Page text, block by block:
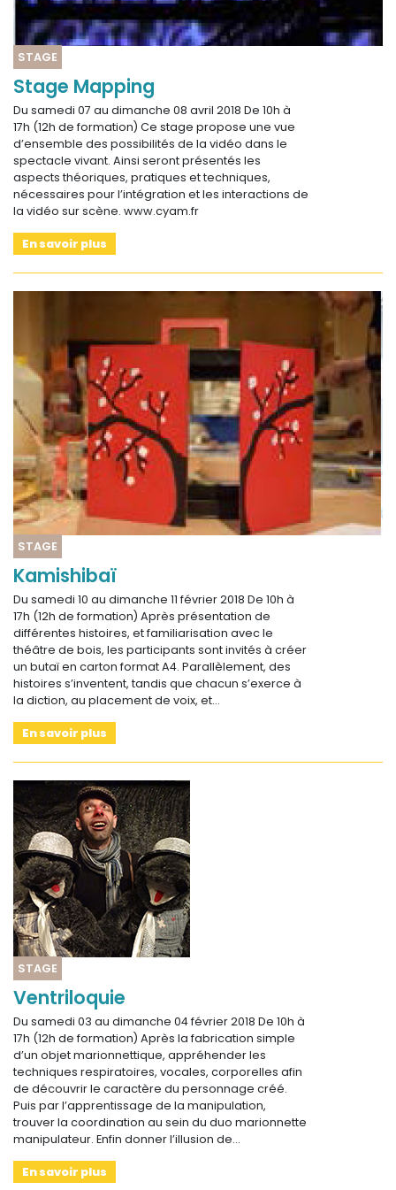
STAGE
Stage Mapping
Du samedi 07 au dimanche 08 avril 2018 De 10h à
17h (12h de formation) Ce stage propose une vue
d’ensemble des possibilités de la vidéo dans le
spectacle vivant. Ainsi seront présentés les
aspects théoriques, pratiques et techniques,
nécessaires pour l’intégration et les interactions de
la vidéo sur scène. www.cyam.fr
En savoir plus
STAGE
Kamishibaï
Du samedi 10 au dimanche 11 février 2018 De 10h à
17h (12h de formation) Après présentation de
différentes histoires, et familiarisation avec le
théâtre de bois, les participants sont invités à créer
un butaï en carton format A4. Parallèlement, des
histoires s’inventent, tandis que chacun s’exerce à
la diction, au placement de voix, et…
En savoir plus
STAGE
Ventriloquie
Du samedi 03 au dimanche 04 février 2018 De 10h à
17h (12h de formation) Après la fabrication simple
d’un objet marionnettique, appréhender les
techniques respiratoires, vocales, corporelles afin
de découvrir le caractère du personnage créé.
Puis par l’apprentissage de la manipulation,
trouver la coordination au sein du duo marionnette
manipulateur. Enfin donner l’illusion de…
En savoir plus